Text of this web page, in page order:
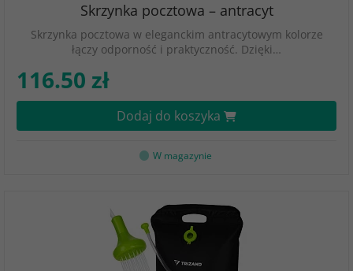
Skrzynka pocztowa – antracyt
Skrzynka pocztowa w eleganckim antracytowym kolorze
łączy odporność i praktyczność. Dzięki…
116.50 zł
Dodaj do koszyka
W magazynie